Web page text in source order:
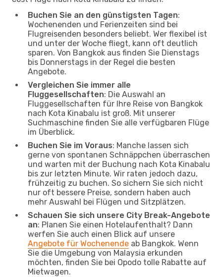
Buchen Sie an den günstigsten Tagen:
Wochenenden und Ferienzeiten sind bei
Flugreisenden besonders beliebt. Wer flexibel ist
und unter der Woche fliegt, kann oft deutlich
sparen. Von Bangkok aus finden Sie Dienstags
bis Donnerstags in der Regel die besten
Angebote.
Vergleichen Sie immer alle
Fluggesellschaften: Die Auswahl an
Fluggesellschaften für Ihre Reise von Bangkok
nach Kota Kinabalu ist groß. Mit unserer
Suchmaschine finden Sie alle verfügbaren Flüge
im Überblick.
Buchen Sie im Voraus: Manche lassen sich
gerne von spontanen Schnäppchen überraschen
und warten mit der Buchung nach Kota Kinabalu
bis zur letzten Minute. Wir raten jedoch dazu,
frühzeitig zu buchen. So sichern Sie sich nicht
nur oft bessere Preise, sondern haben auch
mehr Auswahl bei Flügen und Sitzplätzen.
Schauen Sie sich unsere City Break-Angebote
an: Planen Sie einen Hotelaufenthalt? Dann
werfen Sie auch einen Blick auf unsere
Angebote für Wochenende ab Bangkok. Wenn
Sie die Umgebung von Malaysia erkunden
möchten, finden Sie bei Opodo tolle Rabatte auf
Mietwagen.